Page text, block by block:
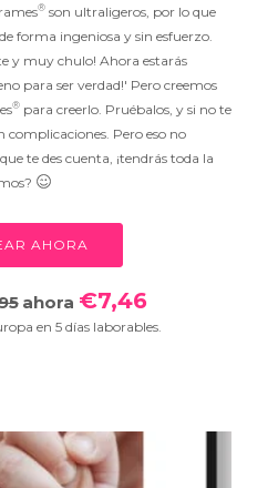
® son ultraligeros, por lo que
forma ingeniosa y sin esfuerzo.
y muy chulo! Ahora estarás
para ser verdad!' Pero creemos
® para creerlo. Pruébalos, y si no te
complicaciones. Pero eso no
te des cuenta, ¡tendrás toda la
AHORA
ahora €7,46
en 5 días laborables.